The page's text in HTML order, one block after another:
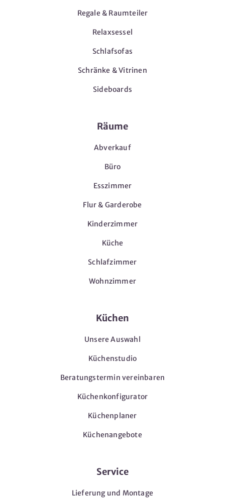
Regale & Raumteiler
Relaxsessel
Schlafsofas
Schränke & Vitrinen
Sideboards
Räume
Abverkauf
Büro
Esszimmer
Flur & Garderobe
Kinderzimmer
Küche
Schlafzimmer
Wohnzimmer
Küchen
Unsere Auswahl
Küchenstudio
Beratungstermin vereinbaren
Küchenkonfigurator
Küchenplaner
Küchenangebote
Service
Lieferung und Montage